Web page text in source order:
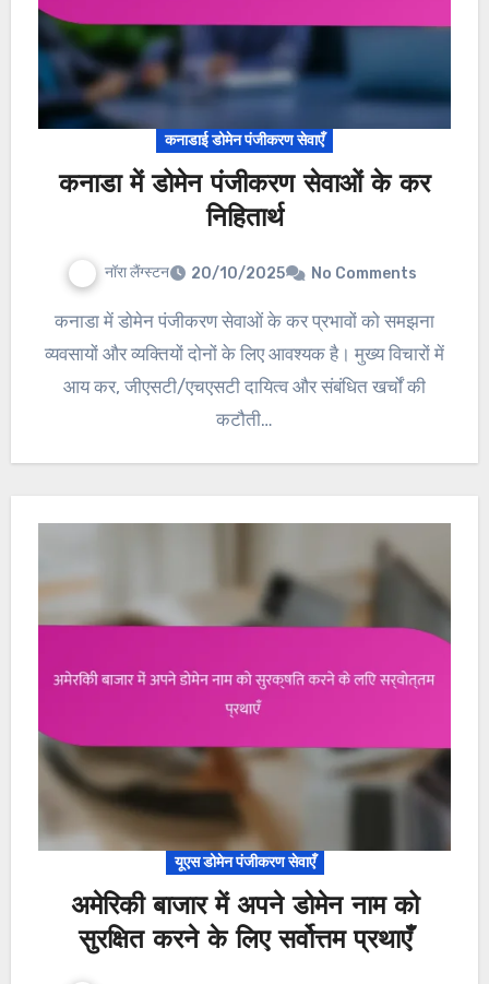
कनाडाई डोमेन पंजीकरण सेवाएँ
कनाडा में डोमेन पंजीकरण सेवाओं के कर
निहितार्थ
नॉरा लैंग्स्टन 20/10/2025 No Comments
कनाडा में डोमेन पंजीकरण सेवाओं के कर प्रभावों को समझना
व्यवसायों और व्यक्तियों दोनों के लिए आवश्यक है। मुख्य विचारों में
आय कर, जीएसटी/एचएसटी दायित्व और संबंधित खर्चों की
कटौती…
यूएस डोमेन पंजीकरण सेवाएँ
अमेरिकी बाजार में अपने डोमेन नाम को
सुरक्षित करने के लिए सर्वोत्तम प्रथाएँ